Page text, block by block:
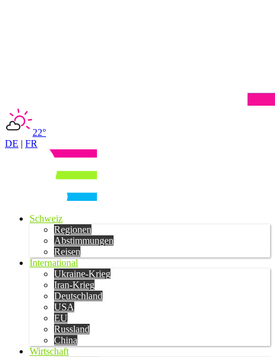
22°
DE | FR
Schweiz
Regionen
Abstimmungen
Reisen
International
Ukraine-Krieg
Iran-Krieg
Deutschland
USA
EU
Russland
China
Wirtschaft